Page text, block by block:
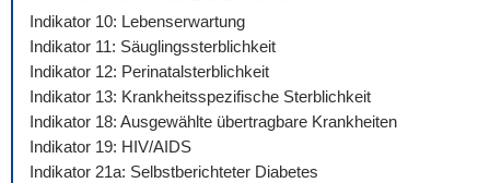
Indikator 10: Lebenserwartung
Indikator 11: Säuglingssterblichkeit
Indikator 12: Perinatalsterblichkeit
Indikator 13: Krankheitsspezifische Sterblichkeit
Indikator 18: Ausgewählte übertragbare Krankheiten
Indikator 19: HIV/AIDS
Indikator 21a: Selbstberichteter Diabetes